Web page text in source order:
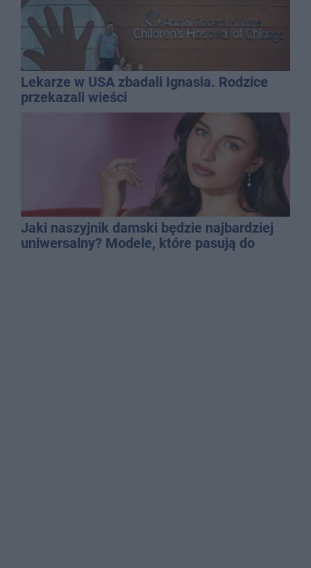
Lekarze w USA zbadali Ignasia. Rodzice
przekazali wieści
Jaki naszyjnik damski będzie najbardziej
uniwersalny? Modele, które pasują do